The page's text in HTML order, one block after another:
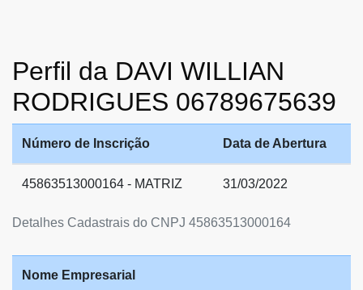
Perfil da DAVI WILLIAN
RODRIGUES 06789675639
Detalhes Cadastrais do CNPJ 45863513000164
Número de Inscrição Data de Abertura
45863513000164 - MATRIZ 31/03/2022
Nome Empresarial